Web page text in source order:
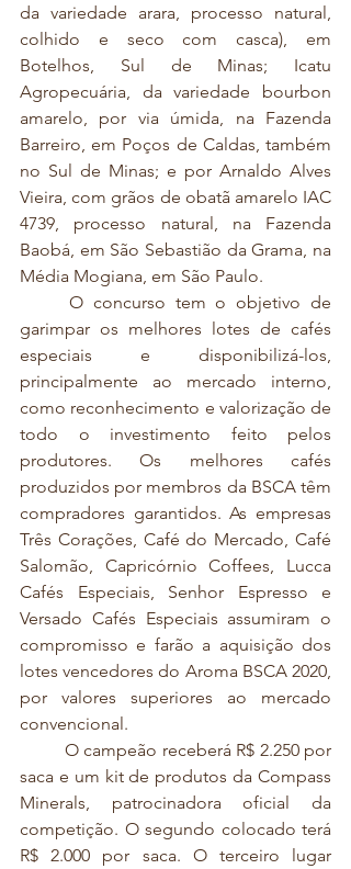
da variedade arara, processo natural,
colhido e seco com casca), em
Botelhos, Sul de Minas; Icatu
Agropecuária, da variedade bourbon
amarelo, por via úmida, na Fazenda
Barreiro, em Poços de Caldas, também
no Sul de Minas; e por Arnaldo Alves
Vieira, com grãos de obatã amarelo IAC
4739, processo natural, na Fazenda
Baobá, em São Sebastião da Grama, na
Média Mogiana, em São Paulo.
garimpar os melhores lotes de cafés
especiais e disponibilizá-los,
principalmente ao mercado interno,
como reconhecimento e valorização de
todo o investimento feito pelos
produtores. Os melhores cafés
produzidos por membros da BSCA têm
compradores garantidos. As empresas
Três Corações, Café do Mercado, Café
Salomão, Capricórnio Coffees, Lucca
Cafés Especiais, Senhor Espresso e
Versado Cafés Especiais assumiram o
compromisso e farão a aquisição dos
lotes vencedores do Aroma BSCA 2020,
por valores superiores ao mercado
convencional.
saca e um kit de produtos da Compass
Minerals, patrocinadora oficial da
competição. O segundo colocado terá
R$ 2.000 por saca. O terceiro lugar